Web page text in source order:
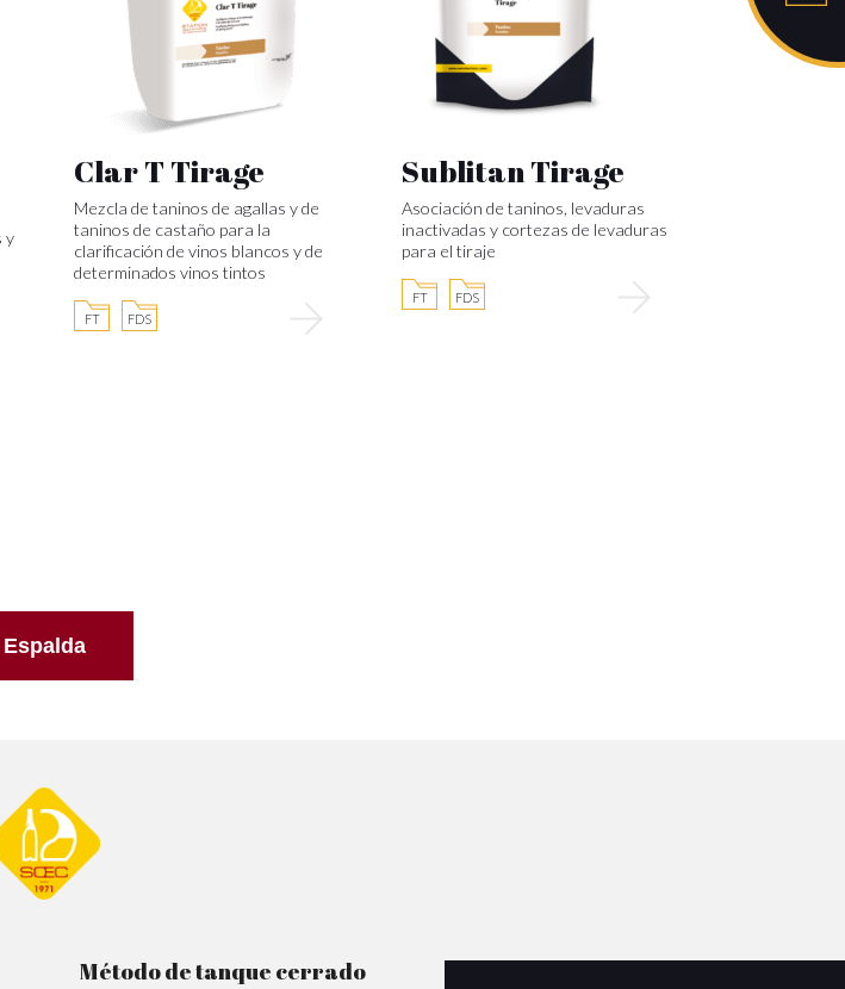
y
Clar T Tirage
Mezcla de taninos de agallas y de
taninos de castaño para la
clarificación de vinos blancos y de
determinados vinos tintos
FT FDS
Sublitan Tirage
Asociación de taninos, levaduras
inactivadas y cortezas de levaduras
para el tiraje
FT FDS
Espalda
Método de tanque cerrado